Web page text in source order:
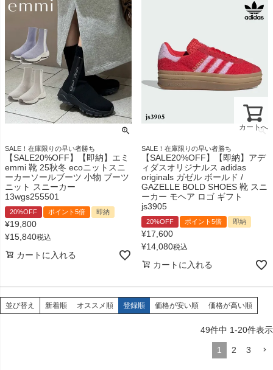
SALE！在庫限りの早い者勝ち
【SALE20%OFF】【即納】エミ
emmi 靴 25秋冬 ecoニットスニ
ーカーソールブーツ 小物 ブーツ
ニット スニーカー
13wgs255501
20%OFF ポイント5倍 即納
¥19,800
¥15,840税込
カートに入れる
SALE！在庫限りの早い者勝ち
【SALE20%OFF】【即納】アデ
ィダスオリジナルス adidas
originals ガゼル ボールド /
GAZELLE BOLD SHOES 靴 スニ
ーカー モヘア ロゴ ギフト
js3905
20%OFF ポイント5倍 即納
¥17,600
¥14,080税込
カートに入れる
並び替え 新着順 オススメ順 登録順 価格が安い順 価格が高い順
49件中 1-20件表示
1 2 3
カートへ